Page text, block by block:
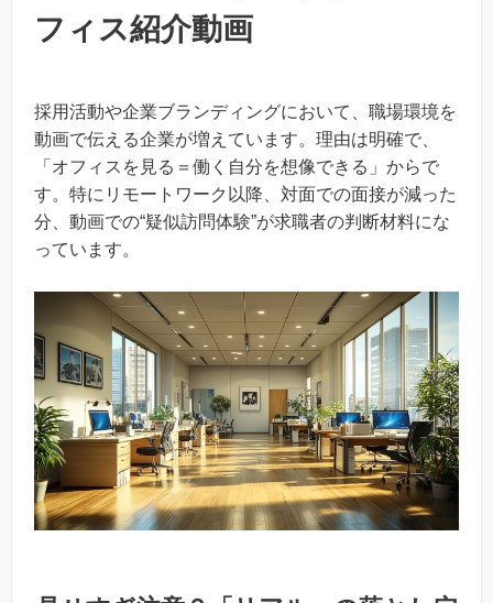
フィス紹介動画
採用活動や企業ブランディングにおいて、職場環境を
動画で伝える企業が増えています。理由は明確で、
「オフィスを見る＝働く自分を想像できる」からで
す。特にリモートワーク以降、対面での面接が減った
分、動画での“疑似訪問体験”が求職者の判断材料にな
っています。